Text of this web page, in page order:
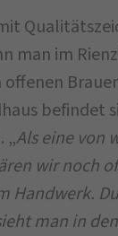
man im
befindet
„Als eine von
wir noch
Handwerk.
man in